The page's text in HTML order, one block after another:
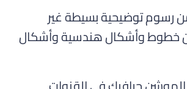
رسوم توضيحية بسيطة غير
خطوط وأشكال هندسية وأشكال